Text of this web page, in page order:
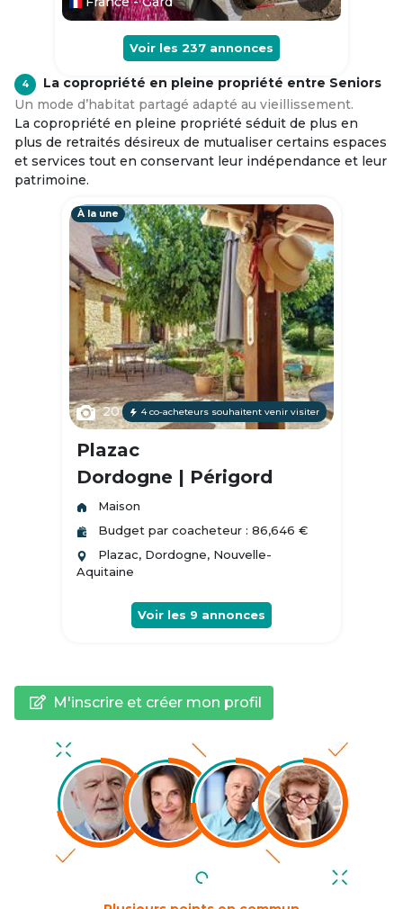
Voir les 237 annonces
4
La copropriété en pleine propriété entre Seniors
Un mode d’habitat partagé adapté au vieillissement.
La copropriété en pleine propriété séduit de plus en
plus de retraités désireux de mutualiser certains espaces
et services tout en conservant leur indépendance et leur
patrimoine.
À la une
20 4 co-acheteurs souhaitent venir visiter
Plazac
Dordogne | Périgord
Maison
Budget par coacheteur : 86,646 €
Plazac, Dordogne, Nouvelle-
Aquitaine
Voir les 9 annonces
M'inscrire et créer mon profil